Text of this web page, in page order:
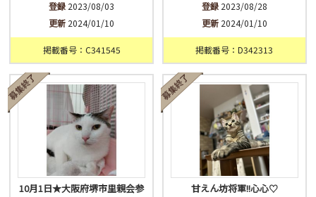
登録 2023/08/03
更新 2024/01/10
掲載番号：C341545
登録2023/08/28
更新2024/01/10
掲載番号：D342313
10月1日★大阪府堺市里親会参
甘えん坊将軍!!心心♡